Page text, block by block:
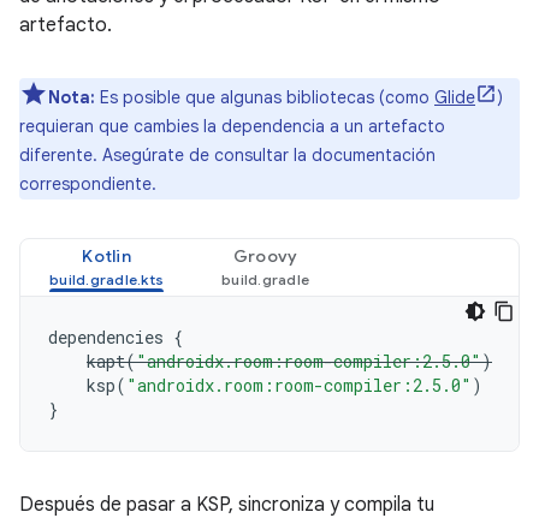
artefacto.
Nota: Es posible que algunas bibliotecas (como Glide
)
requieran que cambies la dependencia a un artefacto
diferente. Asegúrate de consultar la documentación
correspondiente.
Kotlin Groovy
dependencies {
kapt("androidx.room:room-compiler:2.5.0")
ksp( "androidx.room:room-compiler:2.5.0" )
}
Después de pasar a KSP, sincroniza y compila tu